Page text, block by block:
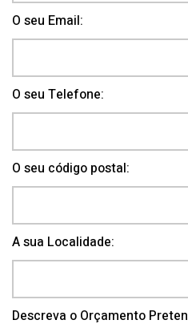
O seu Email:
O seu Telefone:
O seu código postal:
A sua Localidade:
Descreva o Orçamento